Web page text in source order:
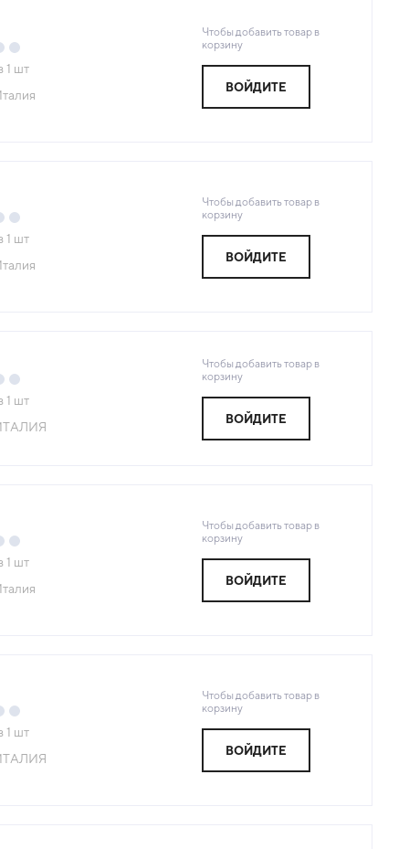
1 шт
Чтобы добавить товар в
корзину
ВОЙДИТЕ
1 шт
Чтобы добавить товар в
корзину
ВОЙДИТЕ
1 шт
Чтобы добавить товар в
корзину
ВОЙДИТЕ
1 шт
Чтобы добавить товар в
корзину
ВОЙДИТЕ
1 шт
Чтобы добавить товар в
корзину
ВОЙДИТЕ